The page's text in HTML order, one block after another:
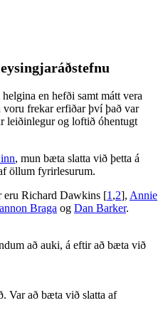
en hefði samt mátt vera
frekar erfiðar því það var
leiðinlegur og loftið óhentugt
, mun bæta slatta við þetta á
öllum fyrirlesurum.
eru Richard Dawkins [1,2], Annie
Braga og Dan Barker.
að auki, á eftir að bæta við
Var að bæta við slatta af